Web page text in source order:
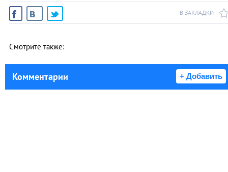
В ЗАКЛАДКИ
Смотрите также:
Комментарии + Добавить